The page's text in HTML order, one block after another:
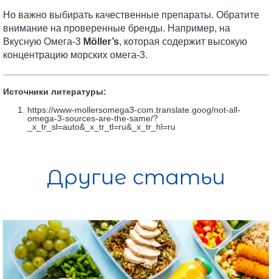
Но важно выбирать качественные препараты. Обратите
внимание на проверенные бренды. Например, на
Вкусную Омега-3 Möller’s, которая содержит высокую
концентрацию морских омега-3.
Источники литературы:
https://www-mollersomega3-com.translate.goog/not-all-
omega-3-sources-are-the-same/?
_x_tr_sl=auto&_x_tr_tl=ru&_x_tr_hl=ru
Другие статьи